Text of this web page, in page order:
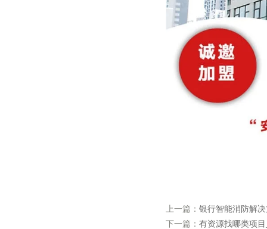
上一篇： 银行智能消防解
下一篇： 有资源找哪类项